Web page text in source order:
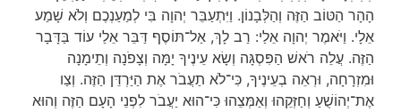
הָהָר הַטּוֹב הַזֶּה וְהַלְּבָנוֹן. וַיִּתְעַבֵּר יְהוָה בִּי לְמַעַנְכֶם וְלֹא שָׁמַע
אֵלָי. וַיֹּאמֶר יְהוָה אֵלַי: רַב לָךְ, אַל־תּוֹסֶף דַּבֵּר אֵלַי עוֹד בַּדָּבָר
הַזֶּה. עֲלֵה רֹאשׁ הַפִּסְגָּה וְשָׂא עֵינֶיךָ יָמָּה וְצָפֹנָה וְתֵימָנָה
וּמִזְרָחָה, וּרְאֵה בְעֵינֶיךָ, כִּי־לֹא תַעֲבֹר אֶת הַיַּרְדֵּן הַזֶּה. וְצַו
אֶת־יְהוֹשֻׁעַ וְחַזְּקֵהוּ וְאַמְּצֵהוּ כִּי־הוּא יַעֲבֹר לִפְנֵי הָעָם הַזֶּה וְהוּא